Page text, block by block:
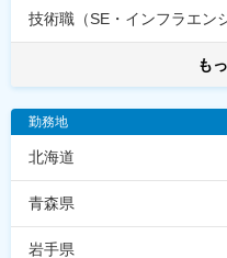
技術職（SE・インフラエン
も
勤務地
北海道
青森県
岩手県